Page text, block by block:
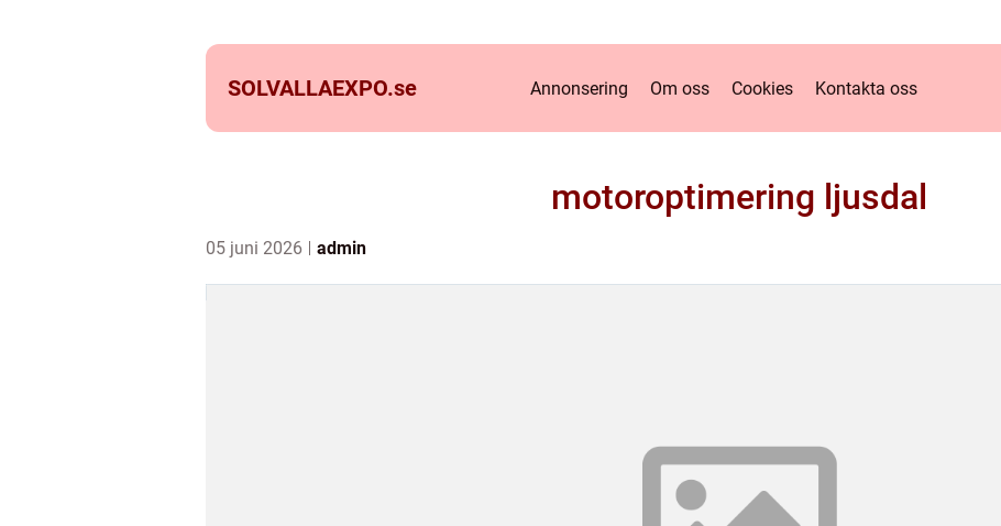
SOLVALLAEXPO.se Annonsering Om oss Cookies Kontakta oss
motoroptimering ljusdal
05 juni 2026 admin